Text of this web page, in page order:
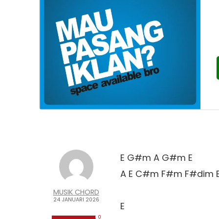
MUSIK CHORD
24 JANUARI 2026
0
E G#m A G#m E
A E C#m F#m F#dim
E